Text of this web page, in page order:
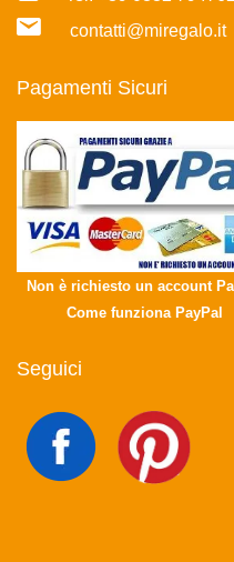
contatti@miregalo.it
Pagamenti Sicuri
Non è richiesto un account
Come funziona PayPal
Seguici